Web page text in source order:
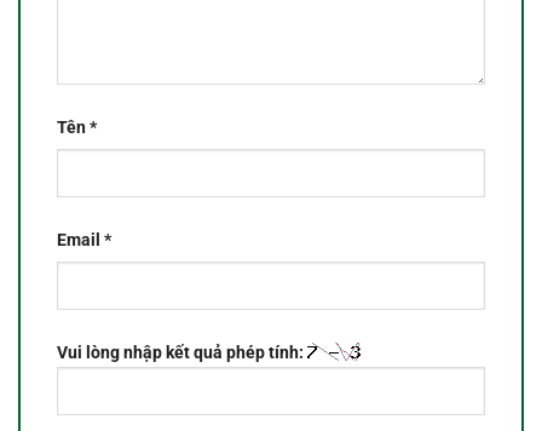
Tên*
Email *
Vui lòng nhập kết quả phép tính: